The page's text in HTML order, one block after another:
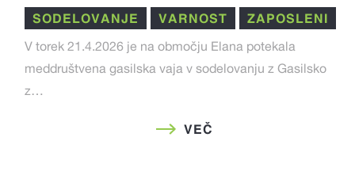
SODELOVANJE VARNOST ZAPOSLENI
V torek 21.4.2026 je na območju Elana potekala
meddruštvena gasilska vaja v sodelovanju z Gasilsko
z…
VEČ